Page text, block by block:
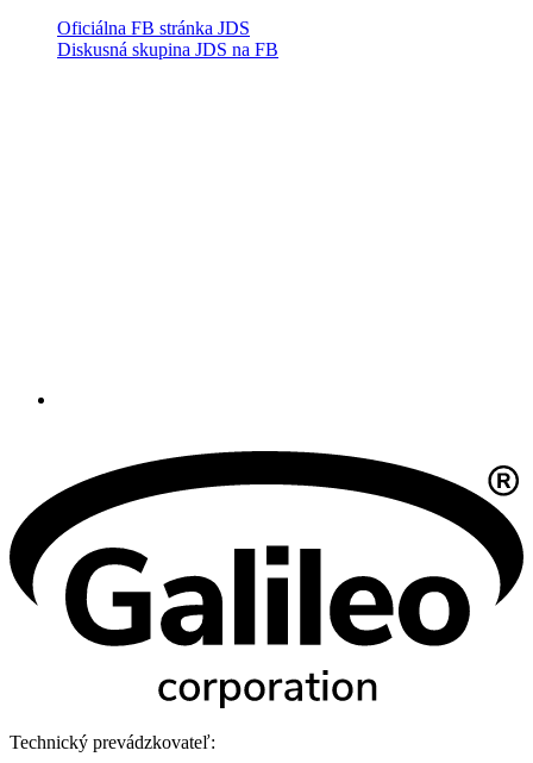
Oficiálna FB stránka JDS
Diskusná skupina JDS na FB
Technický prevádzkovateľ: